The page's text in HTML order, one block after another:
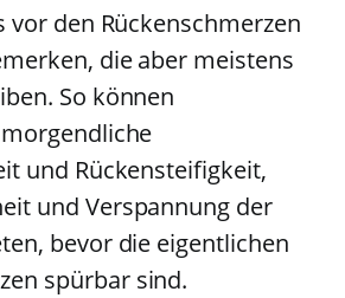
vor den Rückenschmerzen
die aber meistens
So können
und Rückensteifigkeit,
und Verspannung der
bevor die eigentlichen
spürbar sind.